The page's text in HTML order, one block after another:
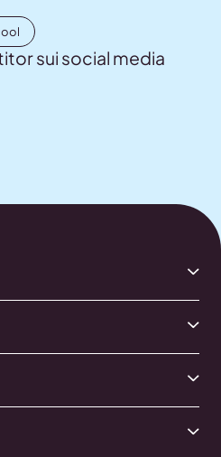
sui social media